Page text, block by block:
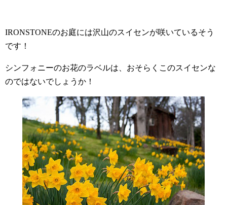
IRONSTONEのお庭には沢山のスイセンが咲いているそう
です！
シンフォニーのお花のラベルは、おそらくこのスイセンな
のではないでしょうか！